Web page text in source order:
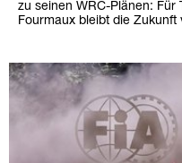
zu seinen WRC-Plänen: Für
Fourmaux bleibt die Zukunft